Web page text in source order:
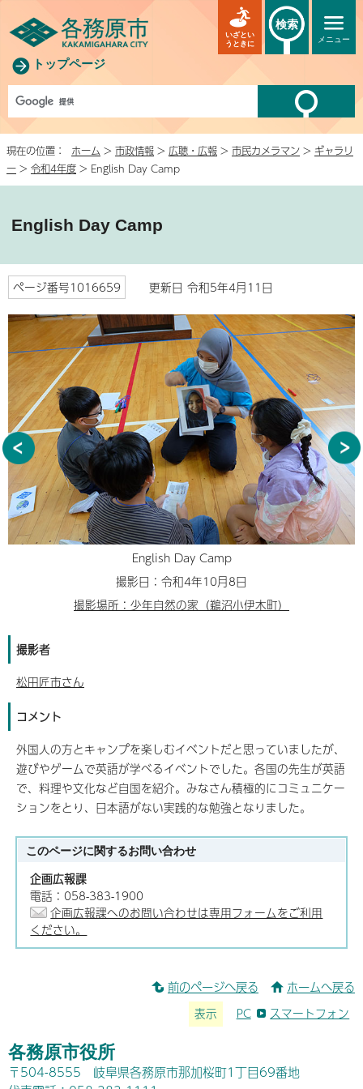
トップページ
メニュー
いざとい
うときに
検索
現在の位置： ホーム > 市政情報 > 広聴・広報 > 市民カメラマン > ギャラリ
ー > 令和4年度 > English Day Camp
English Day Camp
ページ番号1016659 更新日 令和5年4月11日
English Day Camp
撮影日：令和4年10月8日
撮影場所：少年自然の家（鵜沼小伊木町）
撮影者
松田匠市さん
コメント
外国人の方とキャンプを楽しむイベントだと思っていましたが、
遊びやゲームで英語が学べるイベントでした。各国の先生が英語
で、料理や文化など自国を紹介。みなさん積極的にコミュニケー
ションをとり、日本語がない実践的な勉強となりました。
このページに関するお問い合わせ
企画広報課
電話：058-383-1900
企画広報課へのお問い合わせは専用フォームをご利用
ください。
前のページへ戻る ホームへ戻る
表示 PC スマートフォン
各務原市役所
〒504-8555 岐阜県各務原市那加桜町1丁目69番地